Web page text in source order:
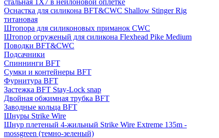
стальная 1X7 в нейлоновой оплетке
Оснастка для силикона BFT&CWC Shallow Stinger Rig
титановая
Штопора для силиконовых приманок CWC
Штопор огруженый для силикона Flexhead Pike Medium
Поводки BFT&CWC
Подсачники
Спиннинги BFT
Сумки и контейнеры BFT
Фурнитура BFT
Застежка BFT Stay-Lock snap
Двойная обжимная трубка BFT
Заводные кольца BFT
Шнуры Strike Wire
Шнур плетеный 4-жильный Strike Wire Extreme 135m -
mossgreen (темно-зеленый)